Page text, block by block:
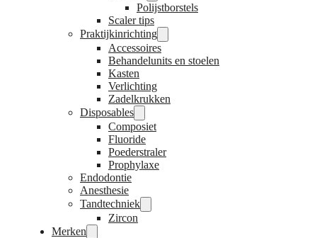
Polijstborstels
Scaler tips
Praktijkinrichting
Accessoires
Behandelunits en stoelen
Kasten
Verlichting
Zadelkrukken
Disposables
Composiet
Fluoride
Poederstraler
Prophylaxe
Endodontie
Anesthesie
Tandtechniek
Zircon
Merken